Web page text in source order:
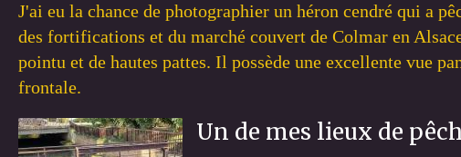
J'ai eu la chance de photographier un héron cendré qui a
des fortifications et du marché couvert de Colmar en
pointu et de hautes pattes. Il possède une excellente vue
frontale.
Un de mes lieux de